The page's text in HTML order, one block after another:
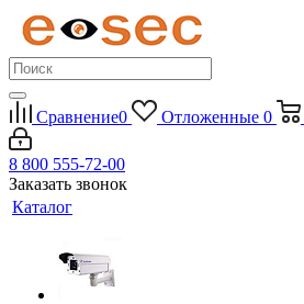
Сравнение0 Отложенные 0
8 800 555-72-00
Заказать звонок
Каталог